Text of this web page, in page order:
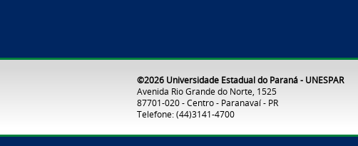
©2026 Universidade Estadual do Paraná - UNESPAR
Avenida Rio Grande do Norte, 1525
87701-020 - Centro - Paranavaí - PR
Telefone: (44)3141-4700